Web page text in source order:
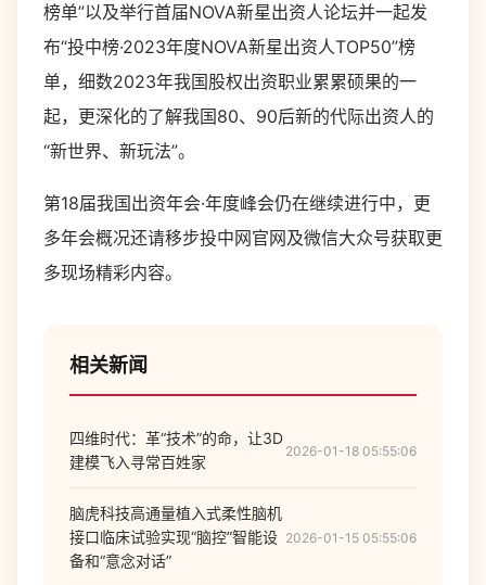
榜单”以及举行首届NOVA新星出资人论坛并一起发
布“投中榜·2023年度NOVA新星出资人TOP50”榜
单，细数2023年我国股权出资职业累累硕果的一
起，更深化的了解我国80、90后新的代际出资人的
“新世界、新玩法”。
第18届我国出资年会·年度峰会仍在继续进行中，更
多年会概况还请移步投中网官网及微信大众号获取更
多现场精彩内容。
相关新闻
四维时代：革“技术”的命，让3D
建模飞入寻常百姓家
2026-01-18 05:55:06
脑虎科技高通量植入式柔性脑机
接口临床试验实现“脑控”智能设
备和“意念对话”
2026-01-15 05:55:06